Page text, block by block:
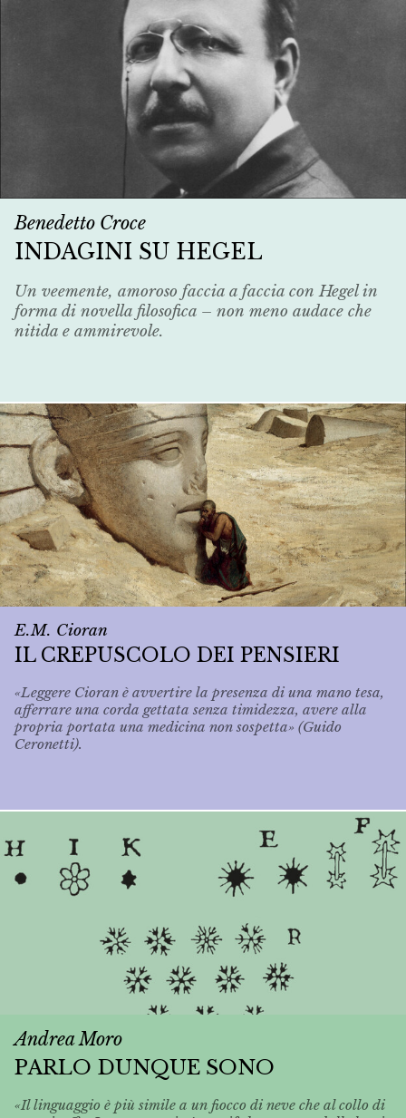
Benedetto Croce
INDAGINI SU HEGEL
Un veemente, amoroso faccia a faccia con Hegel in
forma di novella filosofica – non meno audace che
nitida e ammirevole.
E.M. Cioran
IL CREPUSCOLO DEI PENSIERI
«Leggere Cioran è avvertire la presenza di una mano tesa,
afferrare una corda gettata senza timidezza, avere alla
propria portata una medicina non sospetta» (Guido
Ceronetti).
Andrea Moro
PARLO DUNQUE SONO
«Il linguaggio è più simile a un fiocco di neve che al collo di